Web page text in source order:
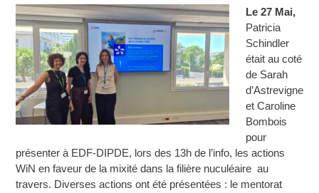
Le 27 Mai,
Patricia
Schindler
était au coté
de Sarah
d’Astrevigne
et Caroline
Bombois
pour
présenter à EDF-DIPDE, lors des 13h de l’info, les actions
WiN en faveur de la mixité dans la filière nuculéaire au
travers. Diverses actions ont été présentées : le mentorat